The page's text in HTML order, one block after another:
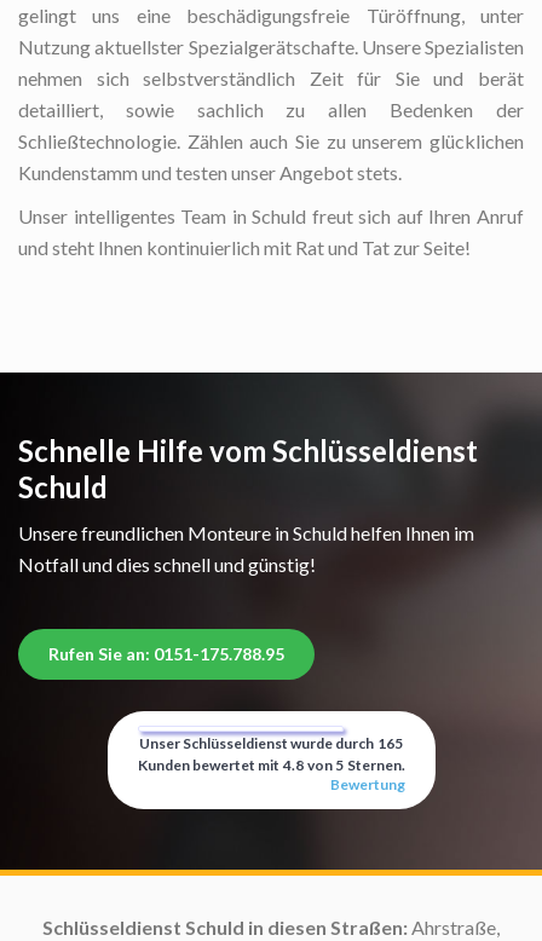
gelingt uns eine beschädigungsfreie Türöffnung, unter
Nutzung aktuellster Spezialgerätschafte. Unsere Spezialisten
nehmen sich selbstverständlich Zeit für Sie und berät
detailliert, sowie sachlich zu allen Bedenken der
Schließtechnologie. Zählen auch Sie zu unserem glücklichen
Kundenstamm und testen unser Angebot stets.
Unser intelligentes Team in Schuld freut sich auf Ihren Anruf
und steht Ihnen kontinuierlich mit Rat und Tat zur Seite!
Schnelle Hilfe vom Schlüsseldienst
Schuld
Unsere freundlichen Monteure in Schuld helfen Ihnen im
Notfall und dies schnell und günstig!
Rufen Sie an: 0151-175.788.95
Unser Schlüsseldienst wurde durch 165
Kunden bewertet mit 4.8 von 5 Sternen.
Bewertung
Schlüsseldienst Schuld in diesen Straßen:Ahrstraße,